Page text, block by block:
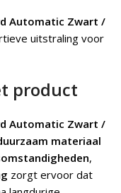
Automatic Zwart /
uitstraling voor
product
Automatic Zwart /
materiaal
,
zorgt ervoor dat